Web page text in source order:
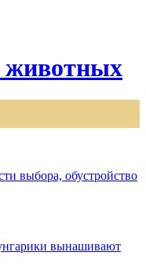
животных
выбора, обустройство
вынашивают